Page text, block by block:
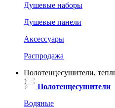
Душевые наборы
Душевые панели
Аксессуары
Распродажа
Полотенцесушители,
Полотенцесушители
Водяные